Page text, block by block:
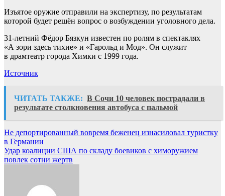
Изъятое оружие отправили на экспертизу, по результатам
которой будет решён вопрос о возбуждении уголовного дела.
31-летний Фёдор Бязкун известен по ролям в спектаклях
«А зори здесь тихие» и «Гарольд и Мод». Он служит
в драмтеатр города Химки с 1999 года.
Источник
ЧИТАТЬ ТАКЖЕ: В Сочи 10 человек пострадали в
результате столкновения автобуса с пальмой
Навигация
по
записям
Не депортированный вовремя беженец изнасиловал туристку
в Германии
Удар коалиции США по складу боевиков с химоружием
повлек сотни жертв